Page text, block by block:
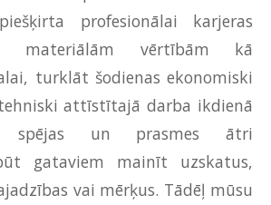
profesionālai karjeras
materiālām vērtībām kā
turklāt šodienas ekonomiski
attīstītajā darba ikdienā
spējas un prasmes ātri
gataviem mainīt uzskatus,
vai mērķus. Tādēļ mūsu